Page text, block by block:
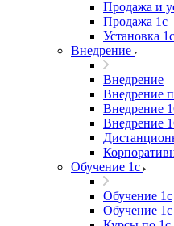
Продажа и
Продажа 1с
Установка 1с
Внедрение
Внедрение
Внедрение
Внедрение
Внедрение
Обучение 1с
Обучение 1с
Обучение